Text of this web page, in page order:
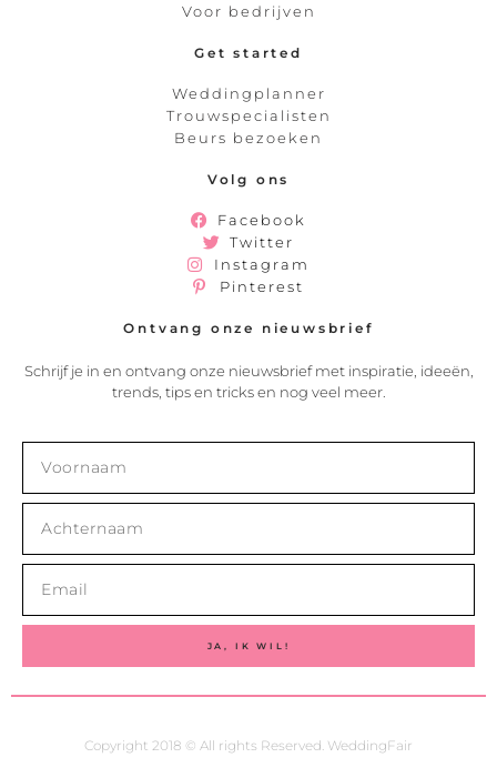
Voor bedrijven
Get started
Weddingplanner
Trouwspecialisten
Beurs bezoeken
Volg ons
Facebook
Twitter
Instagram
Pinterest
Ontvang onze nieuwsbrief
Schrijf je in en ontvang onze nieuwsbrief met inspiratie, ideeën,
trends, tips en tricks en nog veel meer.
JA, IK WIL!
Copyright 2018 © All rights Reserved. WeddingFair